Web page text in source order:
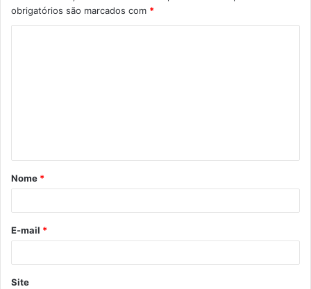
obrigatórios são marcados com *
á
r
*
Nome *
E-mail *
Site